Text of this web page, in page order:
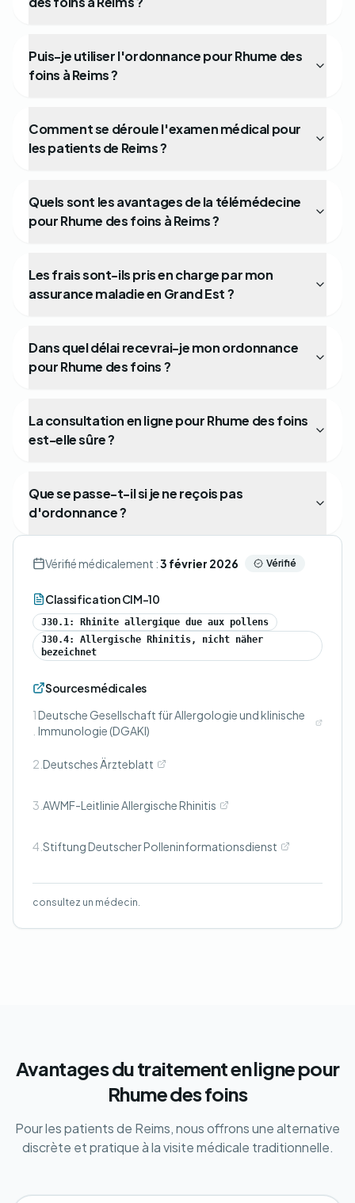
Puis-je utiliser l'ordonnance pour Rhume des
foins à Reims ?
Comment se déroule l'examen médical pour
les patients de Reims ?
Quels sont les avantages de la télémédecine
pour Rhume des foins à Reims ?
Les frais sont-ils pris en charge par mon
assurance maladie en Grand Est ?
Dans quel délai recevrai-je mon ordonnance
pour Rhume des foins ?
La consultation en ligne pour Rhume des foins
est-elle sûre ?
Que se passe-t-il si je ne reçois pas
d'ordonnance ?
Vérifié médicalement :3 février 2026 Vérifié
Classification CIM-10
J30.1: Rhinite allergique due aux pollens
J30.4: Allergische Rhinitis, nicht näher
bezeichnet
Sources médicales
1Deutsche Gesellschaft für Allergologie und klinische
Immunologie (DGAKI)
2. Deutsches Ärzteblatt
3. AWMF-Leitlinie Allergische Rhinitis
4. Stiftung Deutscher Polleninformationsdienst
consultez un médecin.
Avantages du traitement en ligne pour
Rhume des foins
Pour les patients de Reims, nous offrons une alternative
discrète et pratique à la visite médicale traditionnelle.